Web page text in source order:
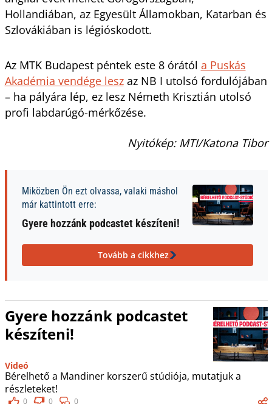
Hollandiában, az Egyesült Államokban, Katarban és
Szlovákiában is légióskodott.
Az MTK Budapest péntek este 8 órától a Puskás
Akadémia vendége leszaz NB I utolsó fordulójában
– ha pályára lép, ez lesz Németh Krisztián utolsó
profi labdarúgó-mérkőzése.
Nyitókép: MTI/Katona Tibor
Miközben Ön ezt olvassa, valaki máshol
már kattintott erre:
Gyere hozzánk podcastet készíteni!
Tovább a cikkhez
Gyere hozzánk podcastet
készíteni!
Videó
Bérelhető a Mandiner korszerű stúdiója, mutatjuk a
részleteket!
0 0 0